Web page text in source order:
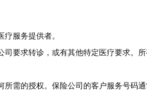
服务提供者。
要求转诊，或有其他特定医疗要求。
需的授权。保险公司的客户服务号码通